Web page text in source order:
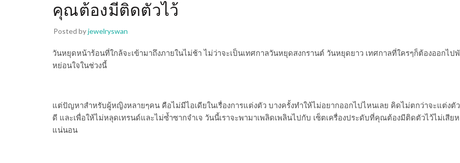
คุณต้องมีติดตัวไว้
Posted byjewelryswan
วันหยุดหน้าร้อนที่ใกล้จะเข้ามาถึงภายในไม่ช้า ไม่ว่าจะเป็นเทศกาลวันหยุดสงกรานต์ วันหยุดยาว เทศกาลที่ใครๆก็ต้องออกไป
หย่อนใจในช่วงนี้
แต่ปัญหาสำหรับผู้หญิงหลายๆคน คือไม่มีไอเดียในเรื่องการแต่งตัว บางครั้งทำให้ไม่อยากออกไปไหนเลย คิดไม่ตกว่าจะแต่งตั
ดี และเพื่อให้ไม่หลุดเทรนด์และไม่ซ้ำซากจำเจ วันนี้เราจะพามาเพลิดเพลินไปกับ เซ็ตเครื่องประดับที่คุณต้องมีติดตัวไว้ไม่เสีย
แน่นอน